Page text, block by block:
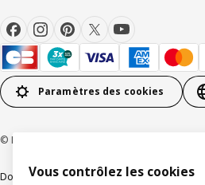
Paramètres des cookies
© Inter IKEA Systems B.V 1999-2026
Documents juridiques et informations légales
Vous contrôlez les cookies